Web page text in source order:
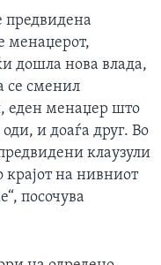
предвидена
менаџерот,
дошла нова влада,
се сменил
еден менаџер што
и доаѓа друг. Во
клаузули
крајот на нивниот
посочува